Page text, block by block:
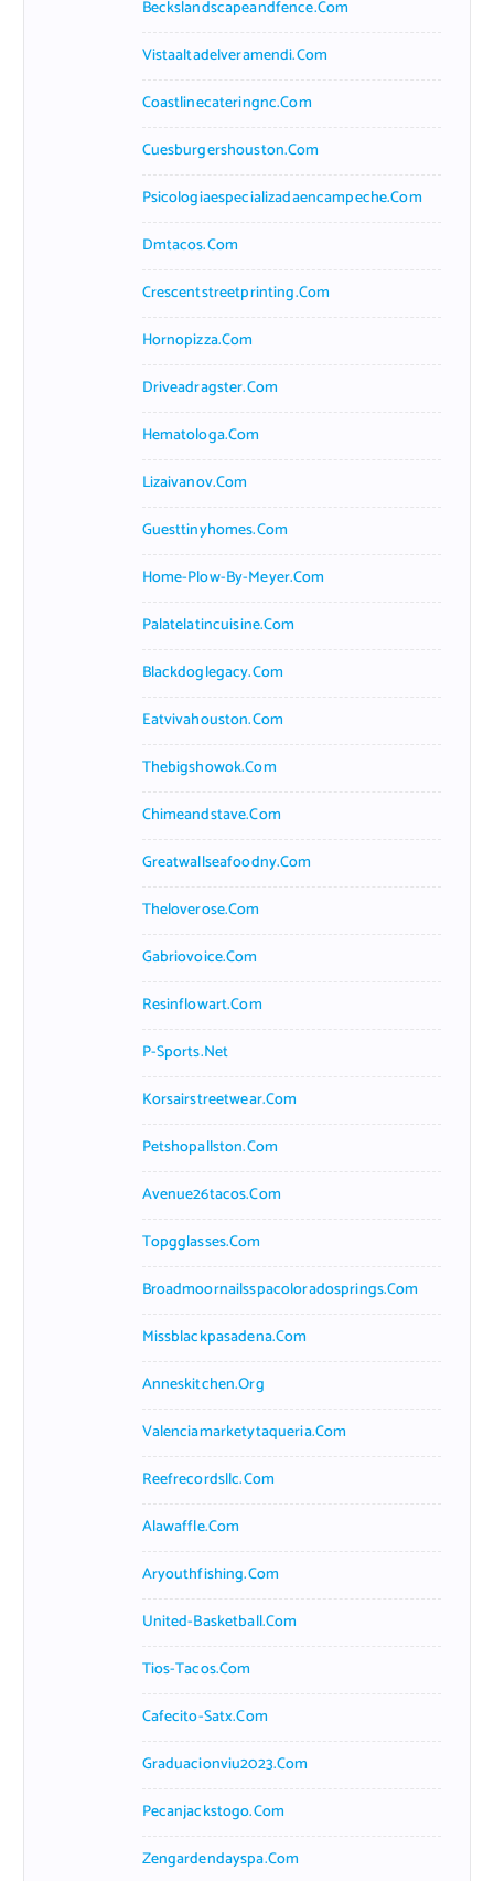
Beckslandscapeandfence.com
Vistaaltadelveramendi.com
Coastlinecateringnc.com
Cuesburgershouston.com
Psicologiaespecializadaencampeche.com
Dmtacos.com
Crescentstreetprinting.com
Hornopizza.com
Driveadragster.com
Hematologa.com
Lizaivanov.com
Guesttinyhomes.com
Home-Plow-By-Meyer.com
Palatelatincuisine.com
Blackdoglegacy.com
Eatvivahouston.com
Thebigshowok.com
Chimeandstave.com
Greatwallseafoodny.com
Theloverose.com
Gabriovoice.com
Resinflowart.com
P-Sports.net
Korsairstreetwear.com
Petshopallston.com
Avenue26tacos.com
Topgglasses.com
Broadmoornailsspacoloradosprings.com
Missblackpasadena.com
Anneskitchen.org
Valenciamarketytaqueria.com
Reefrecordsllc.com
Alawaffle.com
Aryouthfishing.com
United-Basketball.com
Tios-Tacos.com
Cafecito-Satx.com
Graduacionviu2023.com
Pecanjackstogo.com
Zengardendayspa.com